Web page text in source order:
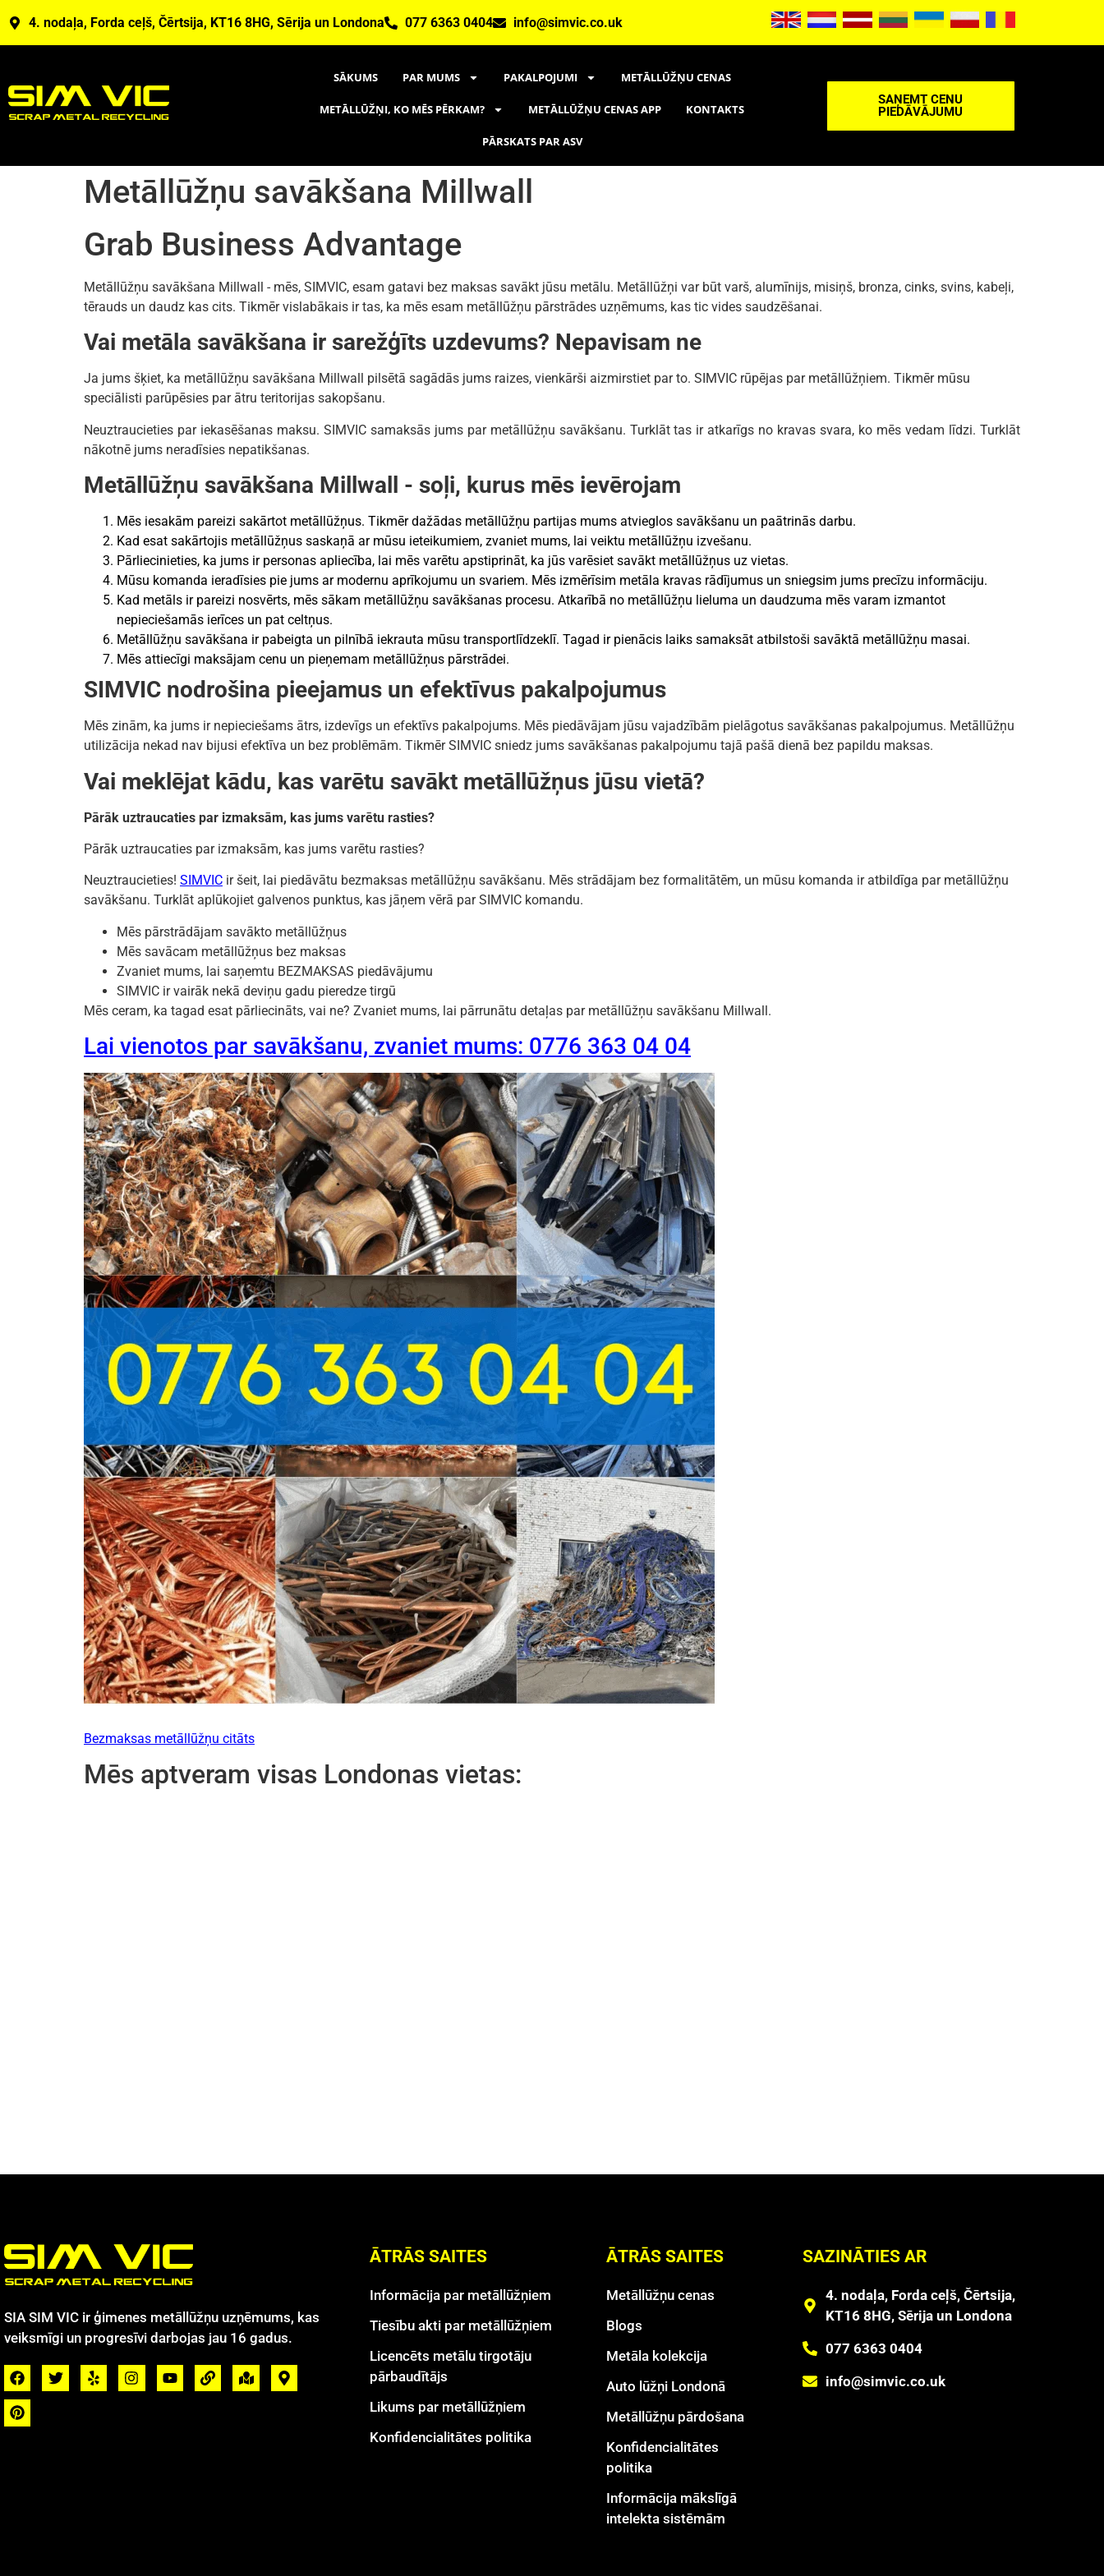
4. nodaļa, Forda ceļš, Čērtsija, KT16 8HG, Sērija un Londona 077 6363 0404 info@simvic.co.uk
SĀKUMS PAR MUMS PAKALPOJUMI METĀLLŪŽŅU CENAS
METĀLLŪŽŅI, KO MĒS PĒRKAM? METĀLLŪŽŅU CENAS APP KONTAKTS
PĀRSKATS PAR ASV
SAŅEMT CENU
PIEDĀVĀJUMU
Metāllūžņu savākšana Millwall
Grab Business Advantage
Metāllūžņu savākšana Millwall - mēs, SIMVIC, esam gatavi bez maksas savākt jūsu metālu. Metāllūžņi var būt varš, alumīnijs, misiņš, bronza, cinks, svins, kabeļi,
tērauds un daudz kas cits. Tikmēr vislabākais ir tas, ka mēs esam metāllūžņu pārstrādes uzņēmums, kas tic vides saudzēšanai.
Vai metāla savākšana ir sarežģīts uzdevums? Nepavisam ne
Ja jums šķiet, ka metāllūžņu savākšana Millwall pilsētā sagādās jums raizes, vienkārši aizmirstiet par to. SIMVIC rūpējas par metāllūžņiem. Tikmēr mūsu
speciālisti parūpēsies par ātru teritorijas sakopšanu.
Neuztraucieties par iekasēšanas maksu. SIMVIC samaksās jums par metāllūžņu savākšanu. Turklāt tas ir atkarīgs no kravas svara, ko mēs vedam līdzi. Turklāt
nākotnē jums neradīsies nepatikšanas.
Metāllūžņu savākšana Millwall - soļi, kurus mēs ievērojam
Mēs iesakām pareizi sakārtot metāllūžņus. Tikmēr dažādas metāllūžņu partijas mums atvieglos savākšanu un paātrinās darbu.
Kad esat sakārtojis metāllūžņus saskaņā ar mūsu ieteikumiem, zvaniet mums, lai veiktu metāllūžņu izvešanu.
Pārliecinieties, ka jums ir personas apliecība, lai mēs varētu apstiprināt, ka jūs varēsiet savākt metāllūžņus uz vietas.
Mūsu komanda ieradīsies pie jums ar modernu aprīkojumu un svariem. Mēs izmērīsim metāla kravas rādījumus un sniegsim jums precīzu informāciju.
Kad metāls ir pareizi nosvērts, mēs sākam metāllūžņu savākšanas procesu. Atkarībā no metāllūžņu lieluma un daudzuma mēs varam izmantot
nepieciešamās ierīces un pat celtņus.
Metāllūžņu savākšana ir pabeigta un pilnībā iekrauta mūsu transportlīdzeklī. Tagad ir pienācis laiks samaksāt atbilstoši savāktā metāllūžņu masai.
Mēs attiecīgi maksājam cenu un pieņemam metāllūžņus pārstrādei.
SIMVIC nodrošina pieejamus un efektīvus pakalpojumus
Mēs zinām, ka jums ir nepieciešams ātrs, izdevīgs un efektīvs pakalpojums. Mēs piedāvājam jūsu vajadzībām pielāgotus savākšanas pakalpojumus. Metāllūžņu
utilizācija nekad nav bijusi efektīva un bez problēmām. Tikmēr SIMVIC sniedz jums savākšanas pakalpojumu tajā pašā dienā bez papildu maksas.
Vai meklējat kādu, kas varētu savākt metāllūžņus jūsu vietā?
Pārāk uztraucaties par izmaksām, kas jums varētu rasties?
Pārāk uztraucaties par izmaksām, kas jums varētu rasties?
Neuztraucieties! SIMVIC ir šeit, lai piedāvātu bezmaksas metāllūžņu savākšanu. Mēs strādājam bez formalitātēm, un mūsu komanda ir atbildīga par metāllūžņu
savākšanu. Turklāt aplūkojiet galvenos punktus, kas jāņem vērā par SIMVIC komandu.
Mēs pārstrādājam savākto metāllūžņus
Mēs savācam metāllūžņus bez maksas
Zvaniet mums, lai saņemtu BEZMAKSAS piedāvājumu
SIMVIC ir vairāk nekā deviņu gadu pieredze tirgū
Mēs ceram, ka tagad esat pārliecināts, vai ne? Zvaniet mums, lai pārrunātu detaļas par metāllūžņu savākšanu Millwall.
Lai vienotos par savākšanu, zvaniet mums: 0776 363 04 04
Bezmaksas metāllūžņu citāts
Mēs aptveram visas Londonas vietas:
SIA SIM VIC ir ģimenes metāllūžņu uzņēmums, kas
veiksmīgi un progresīvi darbojas jau 16 gadus.
ĀTRĀS SAITES
Informācija par metāllūžņiem
Tiesību akti par metāllūžņiem
Licencēts metālu tirgotāju
pārbaudītājs
Likums par metāllūžņiem
Konfidencialitātes politika
ĀTRĀS SAITES
Metāllūžņu cenas
Blogs
Metāla kolekcija
Auto lūžņi Londonā
Metāllūžņu pārdošana
Konfidencialitātes
politika
Informācija mākslīgā
intelekta sistēmām
SAZINĀTIES AR
4. nodaļa, Forda ceļš, Čērtsija,
KT16 8HG, Sērija un Londona
077 6363 0404
info@simvic.co.uk